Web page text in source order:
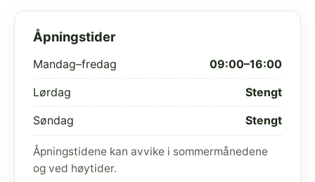
Åpningstider
Mandag–fredag 09:00–16:00
Lørdag Stengt
Søndag Stengt
Åpningstidene kan avvike i sommermånedene
og ved høytider.